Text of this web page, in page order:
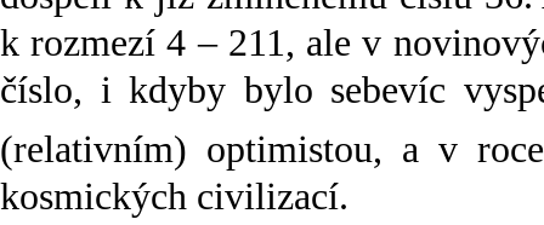
k rozmezí 4 – 211, ale v
číslo, i kdyby bylo sebevíc
(relativním) optimistou, a v
kosmických civilizací.